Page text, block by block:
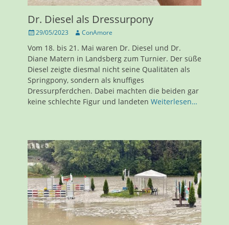
Dr. Diesel als Dressurpony
Veröffentlicht
29/05/2023 AutorConAmore
Vom 18. bis 21. Mai waren Dr. Diesel und Dr.
Diane Matern in Landsberg zum Turnier. Der süße
Diesel zeigte diesmal nicht seine Qualitäten als
Springpony, sondern als knuffiges
Dressurpferdchen. Dabei machten die beiden gar
keine schlechte Figur und landeten Weiterlesen…